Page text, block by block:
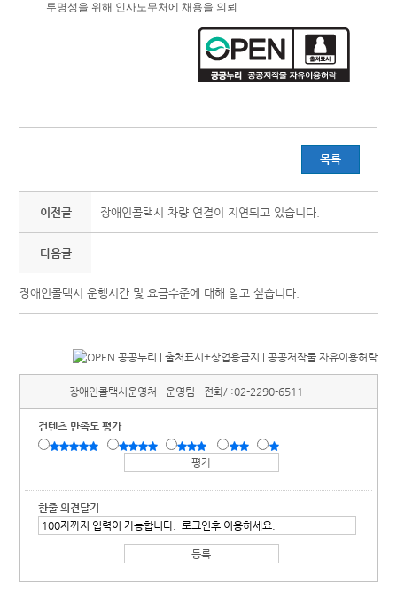
투명성을 위해 인사노무처에 채용을 의뢰
목록
이전글 장애인콜택시 차량 연결이 지연되고 있습니다.
다음글
장애인콜택시 운행시간 및 요금수준에 대해 알고 싶습니다.
장애인콜택시운영처 운영팀 전화/ :02-2290-6511
컨텐츠 만족도 평가
한줄 의견달기